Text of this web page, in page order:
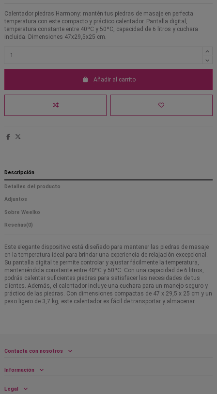
Calentador piedras Harmony: mantén tus piedras de masaje en perfecta
temperatura con este compacto y práctico calentador. Pantalla digital,
temperatura constante entre 40ºC y 50ºC, capacidad de 6 litros y cuchara
incluida. Dimensiones 47x29,5x25 cm.
Añadir al carrito
Descripción
Detalles del producto
Adjuntos
Sobre Weelko
Reseñas(0)
Este elegante dispositivo está diseñado para mantener las piedras de masaje
en la temperatura ideal para brindar una experiencia de relajación excepcional.
Su pantalla digital te permite controlar y ajustar fácilmente la temperatura,
manteniéndola constante entre 40ºC y 50ºC. Con una capacidad de 6 litros,
podrás calentar suficientes piedras para satisfacer las necesidades de tus
clientes. Además, el calentador incluye una cuchara para un manejo seguro y
práctico de las piedras. Con dimensiones compactas de 47 x 29,5 x 25 cm y un
peso ligero de 3,7 kg, este calentador es fácil de transportar y almacenar.
Contacta con nosotros
Información
Legal